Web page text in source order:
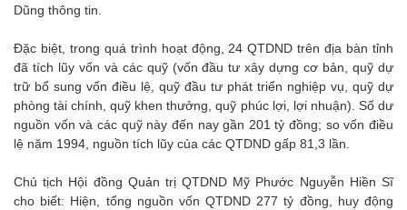
Dũng thông tin.
Đặc biệt, trong quá trình hoạt động, 24 QTDND trên địa bàn tỉnh
đã tích lũy vốn và các quỹ (vốn đầu tư xây dựng cơ bản, quỹ dự
trữ bổ sung vốn điều lệ, quỹ đầu tư phát triển nghiệp vụ, quỹ dự
phòng tài chính, quỹ khen thưởng, quỹ phúc lợi, lợi nhuận). Số dư
nguồn vốn và các quỹ này đến nay gần 201 tỷ đồng; so vốn điều
lệ năm 1994, nguồn tích lũy của các QTDND gấp 81,3 lần.
Chủ tịch Hội đồng Quản trị QTDND Mỹ Phước Nguyễn Hiền Sĩ
cho biết: Hiện, tổng nguồn vốn QTDND 277 tỷ đồng, huy động